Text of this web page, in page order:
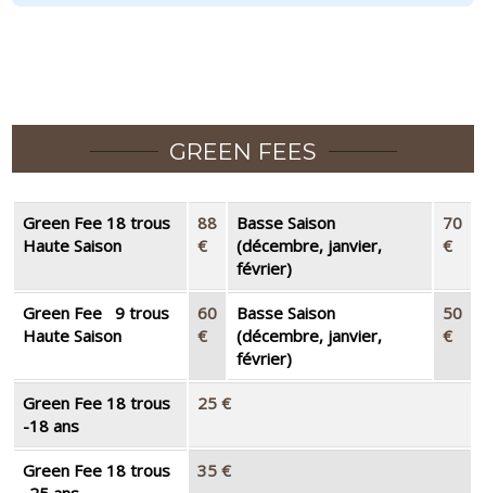
GREEN FEES
Green Fee 18 trous
Haute Saison
88
€
Basse Saison
(décembre, janvier,
février)
70
€
Green Fee 9 trous
Haute Saison
60
€
Basse Saison
(décembre, janvier,
février)
50
€
Green Fee 18 trous
-18 ans
25 €
Green Fee 18 trous
35 €